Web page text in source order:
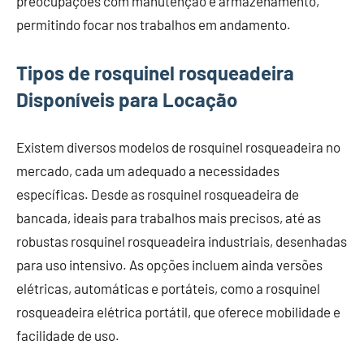
permitindo focar nos trabalhos em andamento.
Tipos de rosquinel rosqueadeira
Disponíveis para Locação
Existem diversos modelos de rosquinel rosqueadeira no
mercado, cada um adequado a necessidades
específicas. Desde as rosquinel rosqueadeira de
bancada, ideais para trabalhos mais precisos, até as
robustas rosquinel rosqueadeira industriais, desenhadas
para uso intensivo. As opções incluem ainda versões
elétricas, automáticas e portáteis, como a rosquinel
rosqueadeira elétrica portátil, que oferece mobilidade e
facilidade de uso.